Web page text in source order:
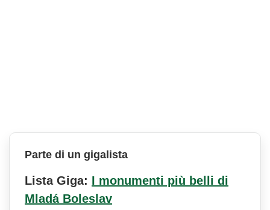
Parte di un gigalista
Lista Giga: I monumenti più belli di
Mladá Boleslav